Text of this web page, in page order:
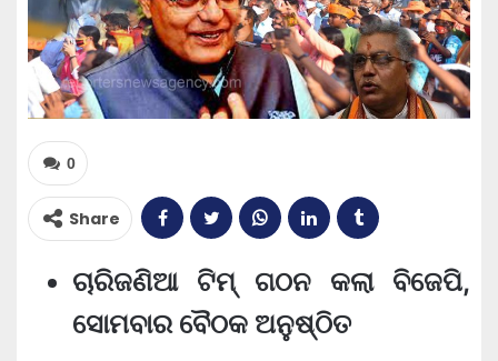
0
Share
ଚାରିଜଣିଆ ଟିମ୍ ଗଠନ କଲା ବିଜେପି,
ସୋମବାର ବୈଠକ ଅନୁଷ୍ଠିତ